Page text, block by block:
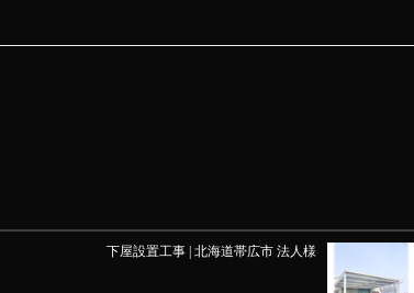
下屋設置工事 | 北海道帯広市 法人様